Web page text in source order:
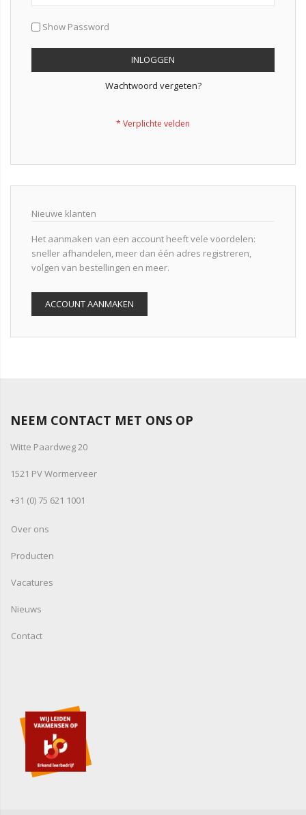
Show Password
INLOGGEN
Wachtwoord vergeten?
Nieuwe klanten
Het aanmaken van een account heeft vele voordelen:
sneller afhandelen, meer dan één adres registreren,
volgen van bestellingen en meer.
ACCOUNT AANMAKEN
NEEM CONTACT MET ONS OP
Witte Paardweg 20
1521 PV Wormerveer
+31 (0) 75 621 1001
Over ons
Producten
Vacatures
Nieuws
Contact